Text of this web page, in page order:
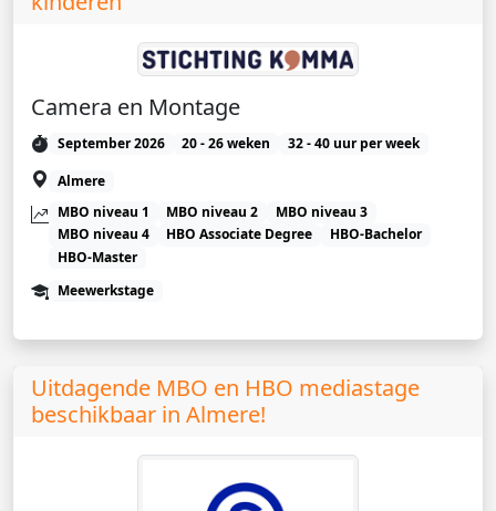
Camera en Montage
September 2026 20 - 26 weken
32 - 40 uur per week
Almere
MBO niveau 1
MBO niveau 2
MBO niveau 3
MBO niveau 4
HBO Associate Degree
HBO-Bachelor
HBO-Master
Meewerkstage
Uitdagende MBO en HBO mediastage
beschikbaar in Almere!